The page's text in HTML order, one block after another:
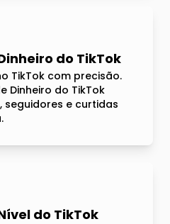
do TikTok
TikTok com precisão.
Dinheiro do TikTok
seguidores e curtidas
do TikTok